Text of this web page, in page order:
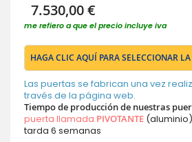
7.530,00 €
me refiero a que el precio incluye iva
HAGA CLIC AQUÍ PARA SELECCIONAR
Las puertas se fabrican una vez
través de la página web.
Tiempo de producción de nuestras
puerta llamada PIVOTANTE
tarda 6 semanas